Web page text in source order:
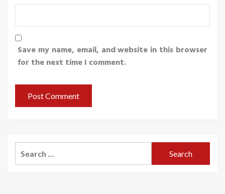
Save my name, email, and website in this browser
for the next time I comment.
for: